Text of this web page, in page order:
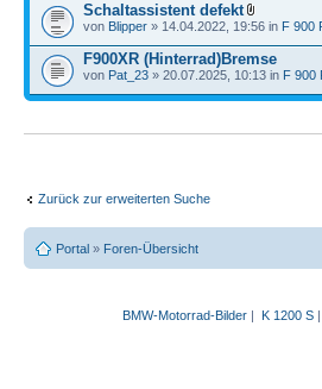
Schaltassistent defekt
von Blipper » 14.04.2022, 19:56 in F 900
F900XR (Hinterrad)Bremse
von Pat_23 » 20.07.2025, 10:13 in F 900
Zurück zur erweiterten Suche
Portal » Foren-Übersicht
BMW-Motorrad-Bilder| K 1200 S|